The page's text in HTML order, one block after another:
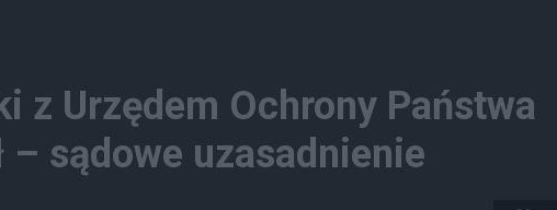
z Urzędem Ochrony Państwa
– sądowe uzasadnienie